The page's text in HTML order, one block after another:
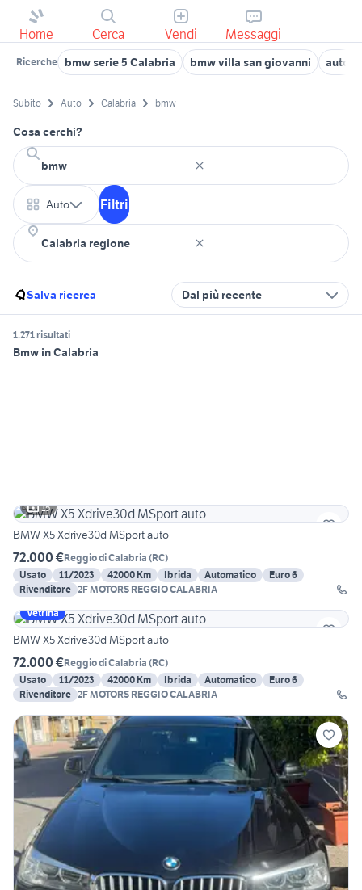
Home Cerca Vendi Messaggi
Ricerche bmw serie 5 Calabria bmw villa san giovanni auto
Subito Auto Calabria bmw
Cosa cerchi?
Auto Filtri
Salva ricerca Dal più recente
1.271 risultati
Bmw in Calabria
15
BMW X5 Xdrive30d MSport auto
72.000 €Reggio di Calabria (RC)
Usato
11/2023 42000 Km Ibrida Automatico
Euro 6
Rivenditore 2F MOTORS REGGIO CALABRIA
Vetrina
BMW X5 Xdrive30d MSport auto
72.000 €Reggio di Calabria (RC)
Usato
11/2023 42000 Km Ibrida Automatico
Euro 6
Rivenditore 2F MOTORS REGGIO CALABRIA